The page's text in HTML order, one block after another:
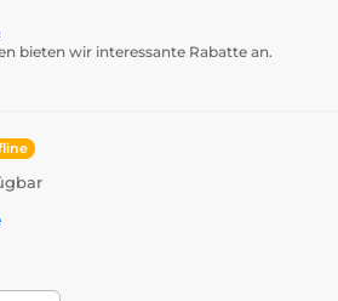
bieten wir interessante Rabatte an.